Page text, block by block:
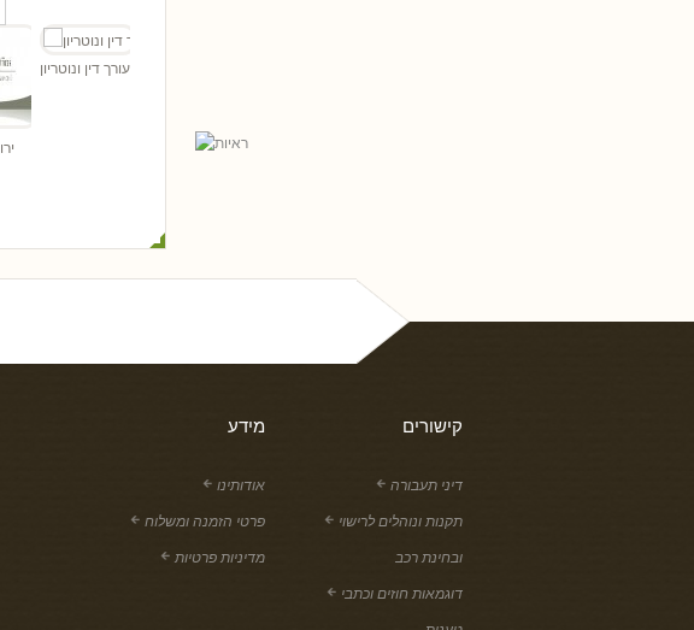
שי כהן - עורך דין ונוטריון
מידע
אודותינו
פרטי הזמנה ומשלוח
מדיניות פרטיות
קישורים
דיני תעבורה
תקנות ונוהלים לרישוי
ובחינת רכב
דוגמאות חוזים וכתבי